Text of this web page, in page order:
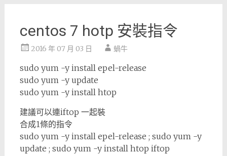
centos 7 hotp 安裝指令
2016 年 07 月 03 日 蝸牛
sudo yum -y install epel-release
sudo yum -y update
sudo yum -y install htop
建議可以連iftop 一起裝
合成1條的指令
sudo yum -y install epel-release ; sudo yum -y
update ; sudo yum -y install htop iftop